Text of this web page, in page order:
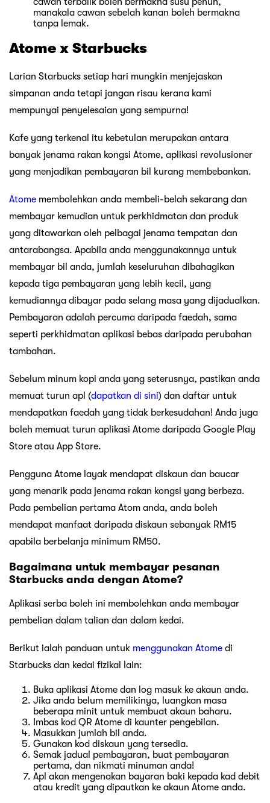
manakala cawan sebelah kanan boleh bermakna
tanpa lemak.
Atome x Starbucks
Larian Starbucks setiap hari mungkin menjejaskan
simpanan anda tetapi jangan risau kerana kami
mempunyai penyelesaian yang sempurna!
Kafe yang terkenal itu kebetulan merupakan antara
banyak jenama rakan kongsi Atome, aplikasi revolusioner
yang menjadikan pembayaran bil kurang membebankan.
Atome membolehkan anda membeli-belah sekarang dan
membayar kemudian untuk perkhidmatan dan produk
yang ditawarkan oleh pelbagai jenama tempatan dan
antarabangsa. Apabila anda menggunakannya untuk
membayar bil anda, jumlah keseluruhan dibahagikan
kepada tiga pembayaran yang lebih kecil, yang
kemudiannya dibayar pada selang masa yang dijadualkan.
Pembayaran adalah percuma daripada faedah, sama
seperti perkhidmatan aplikasi bebas daripada perubahan
tambahan.
Sebelum minum kopi anda yang seterusnya, pastikan anda
memuat turun apl (dapatkan di sini) dan daftar untuk
mendapatkan faedah yang tidak berkesudahan! Anda juga
boleh memuat turun aplikasi Atome daripada Google Play
Store atau App Store.
Pengguna Atome layak mendapat diskaun dan baucar
yang menarik pada jenama rakan kongsi yang berbeza.
Pada pembelian pertama Atom anda, anda boleh
mendapat manfaat daripada diskaun sebanyak RM15
apabila berbelanja minimum RM50.
Bagaimana untuk membayar pesanan
Starbucks anda dengan Atome?
Aplikasi serba boleh ini membolehkan anda membayar
pembelian dalam talian dan dalam kedai.
Berikut ialah panduan untuk menggunakan Atome di
Starbucks dan kedai fizikal lain:
Buka aplikasi Atome dan log masuk ke akaun anda.
Jika anda belum memilikinya, luangkan masa
beberapa minit untuk membuat akaun baharu.
Imbas kod QR Atome di kaunter pengebilan.
Masukkan jumlah bil anda.
Gunakan kod diskaun yang tersedia.
Semak jadual pembayaran, buat pembayaran
pertama, dan nikmati minuman anda!
Apl akan mengenakan bayaran baki kepada kad debit
atau kredit yang dipautkan ke akaun Atome anda.